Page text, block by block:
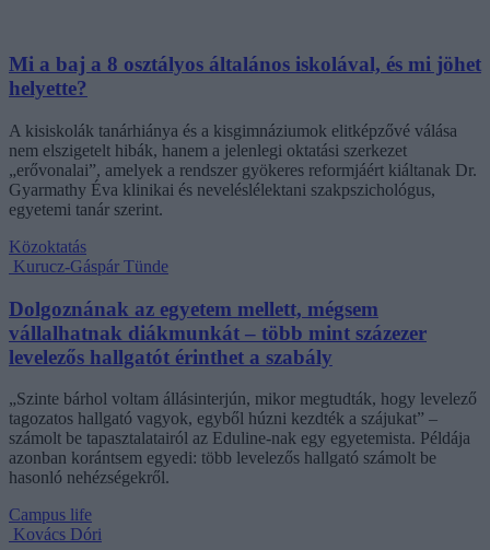
Mi a baj a 8 osztályos általános iskolával, és mi jöhet
helyette?
A kisiskolák tanárhiánya és a kisgimnáziumok elitképzővé válása
nem elszigetelt hibák, hanem a jelenlegi oktatási szerkezet
„erővonalai”, amelyek a rendszer gyökeres reformjáért kiáltanak Dr.
Gyarmathy Éva klinikai és neveléslélektani szakpszichológus,
egyetemi tanár szerint.
Közoktatás
Kurucz-Gáspár Tünde
Dolgoznának az egyetem mellett, mégsem
vállalhatnak diákmunkát – több mint százezer
levelezős hallgatót érinthet a szabály
„Szinte bárhol voltam állásinterjún, mikor megtudták, hogy levelező
tagozatos hallgató vagyok, egyből húzni kezdték a szájukat” –
számolt be tapasztalatairól az Eduline-nak egy egyetemista. Példája
azonban korántsem egyedi: több levelezős hallgató számolt be
hasonló nehézségekről.
Campus life
Kovács Dóri